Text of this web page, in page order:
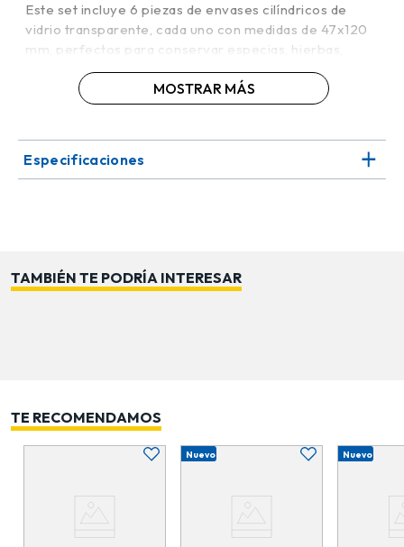
Este set incluye 6 piezas de envases cilíndricos de
vidrio transparente, cada uno con medidas de 47x120
mm, perfectos para conservar especias, hierbas,
dulces, sales de baño, pequeños objetos artesanales y
mucho más.
hermético, convierte a estos envases en una opción
Añade un toque sofisticado y ecológico a tu
presentación de productos con estos versátiles
MOSTRAR MÁS
Especificaciones
TAMBIÉN TE PODRÍA INTERESAR
TE RECOMENDAMOS
Nuevo Nuevo